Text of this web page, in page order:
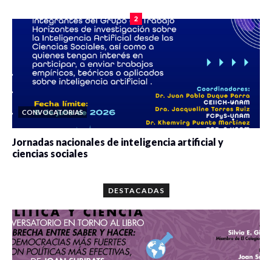
2
CONVOCATORIAS
Jornadas nacionales de inteligencia artificial y
ciencias sociales
DESTACADAS